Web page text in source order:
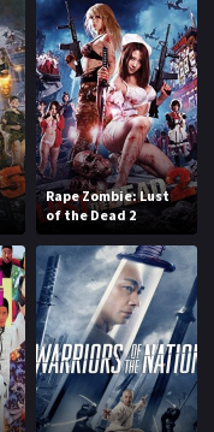
Rape Zombie: Lust
of the Dead 2